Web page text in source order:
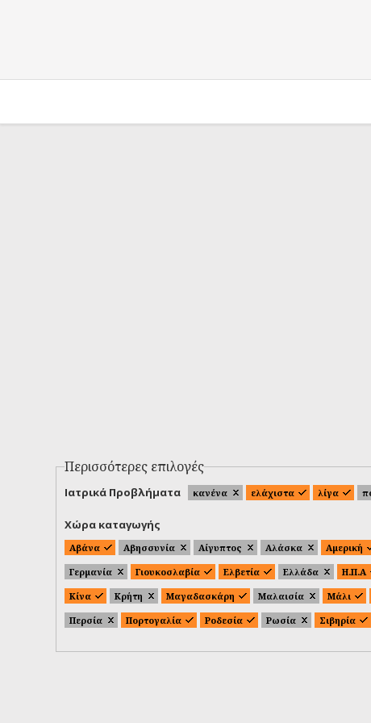
Περισσότερες επιλογές
Ιατρικά Προβλήματα κανένα ελάχιστα λίγα
Χώρα καταγωγής
Αβάνα Αβησσυνία Αίγυπτος Αλάσκα Αμερική
Γερμανία
Γιουκοσλαβία Ελβετία Ελλάδα Η.Π.Α
Κίνα
Κρήτη Μαγαδασκάρη Μαλαισία Μάλι
Περσία
Πορτογαλία Ροδεσία Ρωσία Σιβηρία